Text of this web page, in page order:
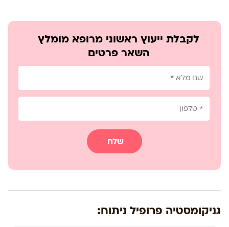
לקבלת ייעוץ ראשוני מרופא מומלץ
השאר פרטים
שלח
גניקומסטיה פרופיל ניתוח: